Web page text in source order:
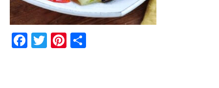
Fac
Twi
Pin